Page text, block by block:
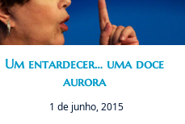
Um entardecer… uma doce
aurora
1 de junho, 2015